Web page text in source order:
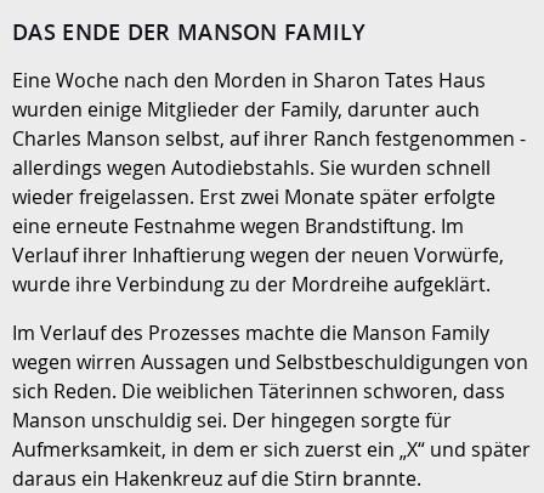
DAS ENDE DER MANSON FAMILY
Eine Woche nach den Morden in Sharon Tates Haus
wurden einige Mitglieder der Family, darunter auch
Charles Manson selbst, auf ihrer Ranch festgenommen -
allerdings wegen Autodiebstahls. Sie wurden schnell
wieder freigelassen. Erst zwei Monate später erfolgte
eine erneute Festnahme wegen Brandstiftung. Im
Verlauf ihrer Inhaftierung wegen der neuen Vorwürfe,
wurde ihre Verbindung zu der Mordreihe aufgeklärt.
Im Verlauf des Prozesses machte die Manson Family
wegen wirren Aussagen und Selbstbeschuldigungen von
sich Reden. Die weiblichen Täterinnen schworen, dass
Manson unschuldig sei. Der hingegen sorgte für
Aufmerksamkeit, in dem er sich zuerst ein „X“ und später
daraus ein Hakenkreuz auf die Stirn brannte.